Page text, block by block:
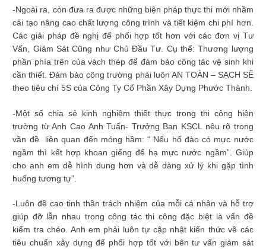
-Ngoài ra, còn đưa ra được những biện pháp thực thi mới nhầm
cải tạo nâng cao chất lượng công trình và tiết kiệm chi phí hơn.
Các giải pháp đề nghị để phối hợp tốt hơn với các đơn vị Tư
Vấn, Giám Sát Cũng như Chủ Đầu Tư. Cụ thể: Thương lượng
phần phía trên của vách thép để đảm bảo công tác vệ sinh khi
cần thiết. Đảm bảo công trường phải luôn AN TOÀN – SẠCH SẼ
theo tiêu chí 5S của Công Ty Cổ Phần Xây Dựng Phước Thành.
-Một số chia sẻ kinh nghiệm thiết thực trong thi công hiện
trường từ Anh Cao Anh Tuấn- Trưởng Ban KSCL nêu rõ trong
vần đề liên quan đến móng hầm: “ Nếu hố đào có mực nước
ngầm thì kết hợp khoan giếng để hạ mực nước ngầm”. Giúp
cho anh em dễ hình dung hơn và dễ dàng xử lý khi gặp tình
huống tương tự”.
-Luôn đề cao tinh thần trách nhiệm của mỗi cá nhân và hỗ trợ
giúp đỡ lẫn nhau trong công tác thi công đặc biệt là vấn đề
kiểm tra chéo. Anh em phải luôn tự cập nhật kiến thức về các
tiêu chuẩn xây dựng để phối hợp tốt với bên tư vấn giám sát